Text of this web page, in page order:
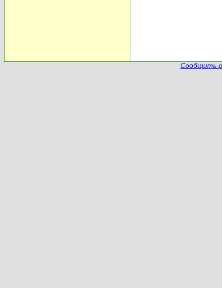
Сообщить о